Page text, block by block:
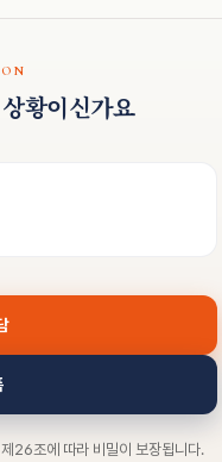
황이신가요
제26조에 따라 비밀이 보장됩니다.